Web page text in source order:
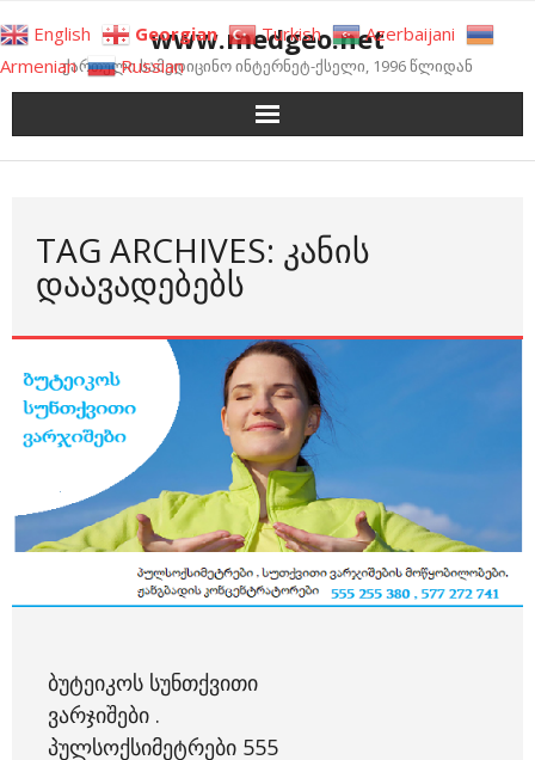
to
content
www.medgeo.net
ქართული სამედიცინო ინტერნეტ-ქსელი, 1996 წლიდან
TAG ARCHIVES: ᲙᲐᲜᲘᲡ
ᲓᲐᲐᲕᲐᲓᲔᲑᲔᲑᲡ
ᲑᲣᲢᲔᲘᲙᲝᲡ ᲡᲣᲜᲗᲥᲕᲘᲗᲘ
ᲕᲐᲠᲯᲘᲨᲔᲑᲘ .
ᲞᲣᲚᲡᲝᲥᲡᲘᲛᲔᲢᲠᲔᲑᲘ 555
English Georgian Turkish
Azerbaijani
Armenian
Russian